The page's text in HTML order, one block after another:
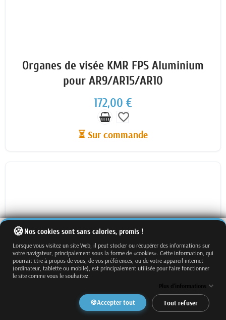
Organes de visée KMR FPS Aluminium
pour AR9/AR15/AR10
172,00 €
favorite_border
⏳ Sur commande
Nos cookies sont sans calories, promis !
Lorsque vous visitez un site Web, il peut stocker ou récupérer des informations sur
votre navigateur, principalement sous la forme de «cookies». Cette information, qui
pourrait être à propos de vous, de vos préférences, ou de votre appareil internet
(ordinateur, tablette ou mobile), est principalement utilisée pour faire fonctionner
le site comme vous le souhaitez.
Plus d'informations
Accepter tout Tout refuser